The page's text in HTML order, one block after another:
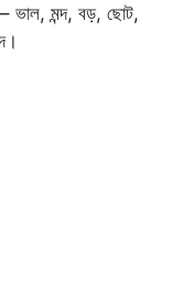
ভাল, মন্দ, বড়, ছোট,